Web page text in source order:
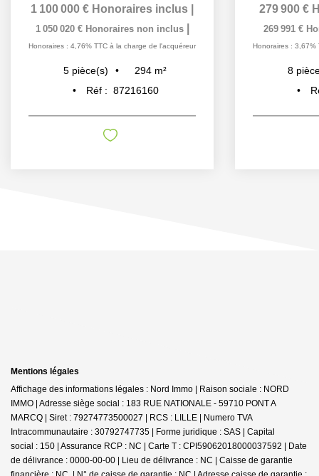
1 100 000 € Honoraires inclus
1 050 020 € Honoraires non inclus
Honoraires : 4,76% TTC à la charge de l'acquéreur
5 pièce(s) 294 m²
Réf : 87216160
279 900 €
269 991 €
Honoraires : 3,67%
8
Mentions légales
Affichage des informations légales : Nord Immo | Raison sociale : NORD
IMMO | Adresse siège social : 183 RUE NATIONALE - 59710 PONT A
MARCQ | Siret : 79274773500027 | RCS : LILLE | Numero TVA
Intracommunautaire : 30792747735 | Forme juridique : SAS | Capital
social : 150 | Assurance RCP : NC | Carte T : CPI59062018000037592 | Date
de délivrance : 0000-00-00 | Lieu de délivrance : NC | Caisse de garantie